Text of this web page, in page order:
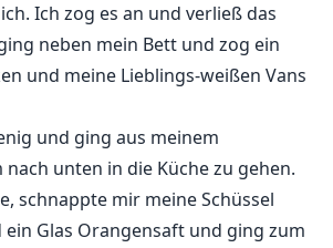
Ich zog es an und verließ das
neben mein Bett und zog ein
und meine Lieblings-weißen Vans
und ging aus meinem
nach unten in die Küche zu gehen.
schnappte mir meine Schüssel
Glas Orangensaft und ging zum